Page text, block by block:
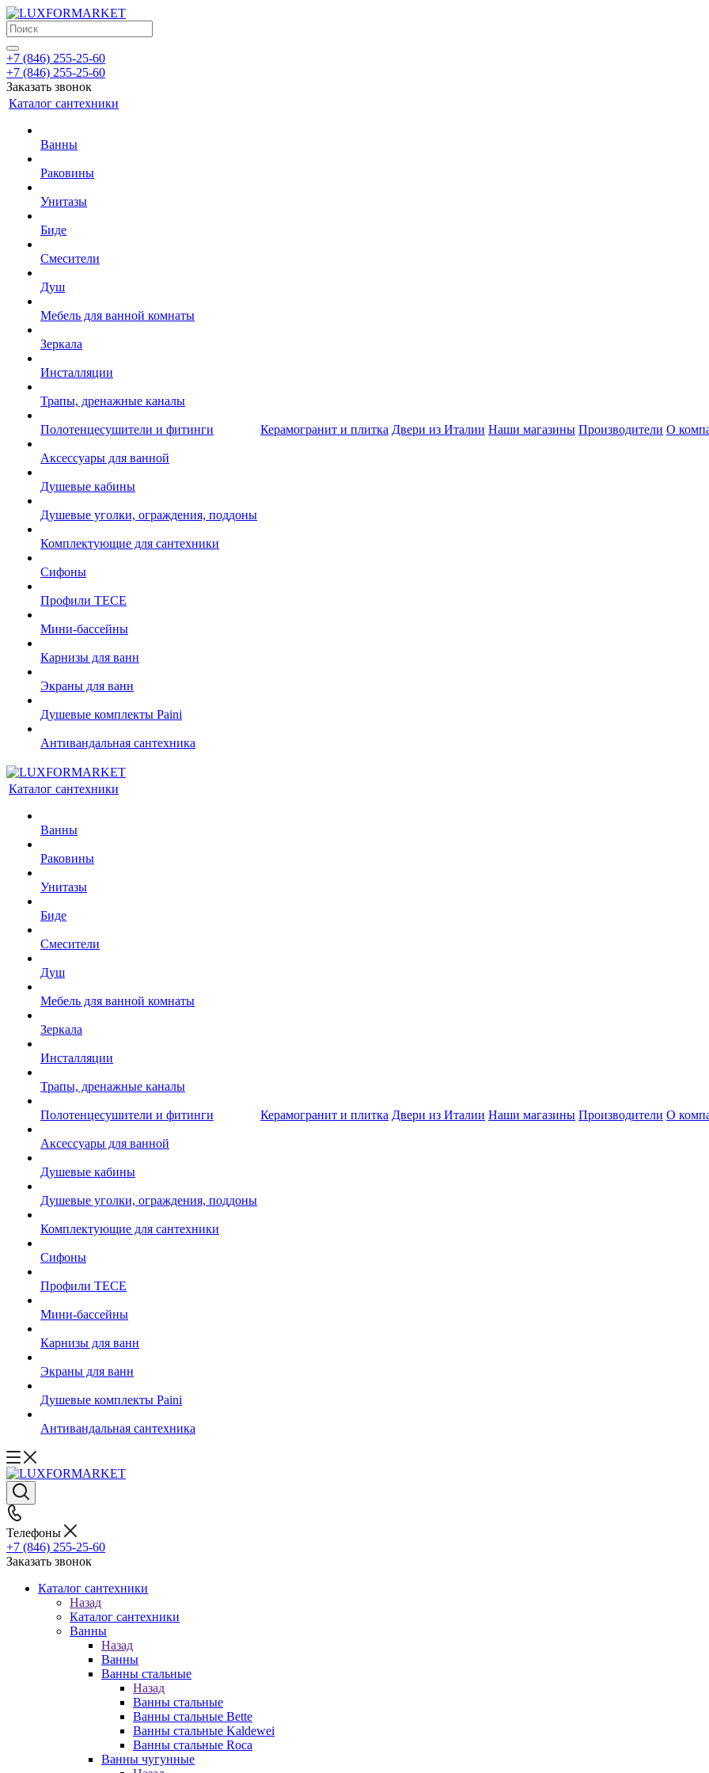
+7 (846) 255-25-60
+7 (846) 255-25-60
Заказать звонок
Каталог сантехники
Ванны
Раковины
Унитазы
Биде
Смесители
Душ
Мебель для ванной комнаты
Зеркала
Инсталляции
Трапы, дренажные каналы
Полотенцесушители и фитинги
Аксессуары для ванной
Душевые кабины
Душевые уголки, ограждения, поддоны
Комплектующие для сантехники
Сифоны
Профили TECE
Мини-бассейны
Карнизы для ванн
Экраны для ванн
Душевые комплекты Paini
Антивандальная сантехника
Керамогранит и плитка Двери из Италии Наши магазины Производители О
Каталог сантехники
Ванны
Раковины
Унитазы
Биде
Смесители
Душ
Мебель для ванной комнаты
Зеркала
Инсталляции
Трапы, дренажные каналы
Полотенцесушители и фитинги
Аксессуары для ванной
Душевые кабины
Душевые уголки, ограждения, поддоны
Комплектующие для сантехники
Сифоны
Профили TECE
Мини-бассейны
Карнизы для ванн
Экраны для ванн
Душевые комплекты Paini
Антивандальная сантехника
Керамогранит и плитка Двери из Италии Наши магазины Производители О
Телефоны
+7 (846) 255-25-60
Заказать звонок
Каталог сантехники
Назад
Каталог сантехники
Ванны
Назад
Ванны
Ванны стальные
Назад
Ванны стальные
Ванны стальные Bette
Ванны стальные Kaldewei
Ванны стальные Roca
Ванны чугунные